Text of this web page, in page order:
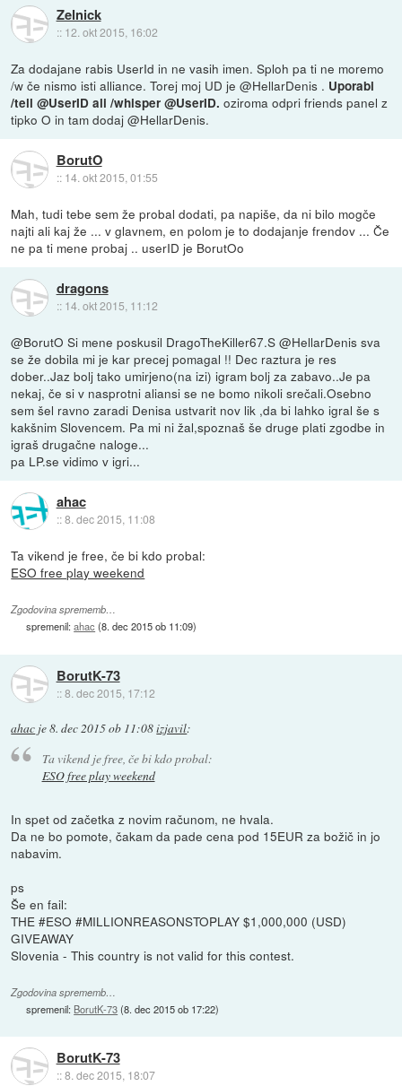
Zelnick
:: 12. okt 2015, 16:02
Za dodajane rabis UserId in ne vasih imen. Sploh pa ti ne moremo
/w če nismo isti alliance. Torej moj UD je @HellarDenis . Uporabi
/tell @UserID ali /whisper @UserID. oziroma odpri friends panel z
tipko O in tam dodaj @HellarDenis.
BorutO
:: 14. okt 2015, 01:55
Mah, tudi tebe sem že probal dodati, pa napiše, da ni bilo mogče
najti ali kaj že ... v glavnem, en polom je to dodajanje frendov ... Če
ne pa ti mene probaj .. userID je BorutOo
dragons
:: 14. okt 2015, 11:12
@BorutO Si mene poskusil DragoTheKiller67.S @HellarDenis sva
se že dobila mi je kar precej pomagal !! Dec raztura je res
dober..Jaz bolj tako umirjeno(na izi) igram bolj za zabavo..Je pa
nekaj, če si v nasprotni aliansi se ne bomo nikoli srečali.Osebno
sem šel ravno zaradi Denisa ustvarit nov lik ,da bi lahko igral še s
kakšnim Slovencem. Pa mi ni žal,spoznaš še druge plati zgodbe in
igraš drugačne naloge...
pa LP.se vidimo v igri...
ahac
::8. dec 2015, 11:08
Ta vikend je free, če bi kdo probal:
ESO free play weekend
Zgodovina sprememb…
spremenil:ahac (8. dec 2015 ob 11:09)
BorutK-73
::8. dec 2015, 17:12
ahac je8. dec 2015 ob 11:08izjavil:
Ta vikend je free, če bi kdo probal:
ESO free play weekend
In spet od začetka z novim računom, ne hvala.
Da ne bo pomote, čakam da pade cena pod 15EUR za božič in jo
nabavim.
ps
Še en fail:
THE #ESO #MILLIONREASONSTOPLAY $1,000,000 (USD)
GIVEAWAY
Slovenia - This country is not valid for this contest.
Zgodovina sprememb…
spremenil: BorutK-73(8. dec 2015 ob 17:22)
BorutK-73
::8. dec 2015, 18:07